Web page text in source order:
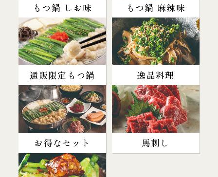
もつ鍋 しお味 もつ鍋 麻辣味
通販限定もつ鍋 逸品料理
お得なセット 馬刺し